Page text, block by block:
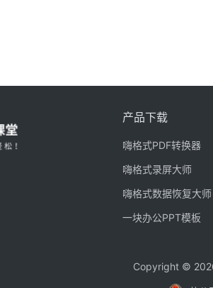
产品下载
嗨格式PDF转换器
嗨格式录屏大师
嗨格式数据恢复大师
一块办公PPT模板
Copyright ©